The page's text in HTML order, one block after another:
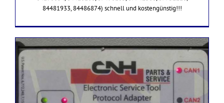
84481933, 84486874) schnell und kostengünstig!!!